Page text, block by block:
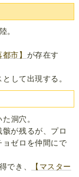
。
都市】 が存在す
して出現する。
洞穴。
が残るが、プロ
ョゼロを仲間にで
でき、
【マスター